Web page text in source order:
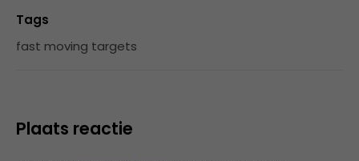
Tags
fast moving targets
Plaats reactie